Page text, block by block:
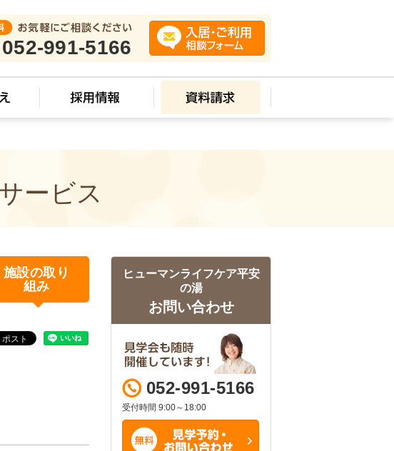
052-991-5166
ービス
施設の取り
組み
ヒューマンライフケア平安
の湯
お問い合わせ
052-991-5166
受付時間 9:00～18:00